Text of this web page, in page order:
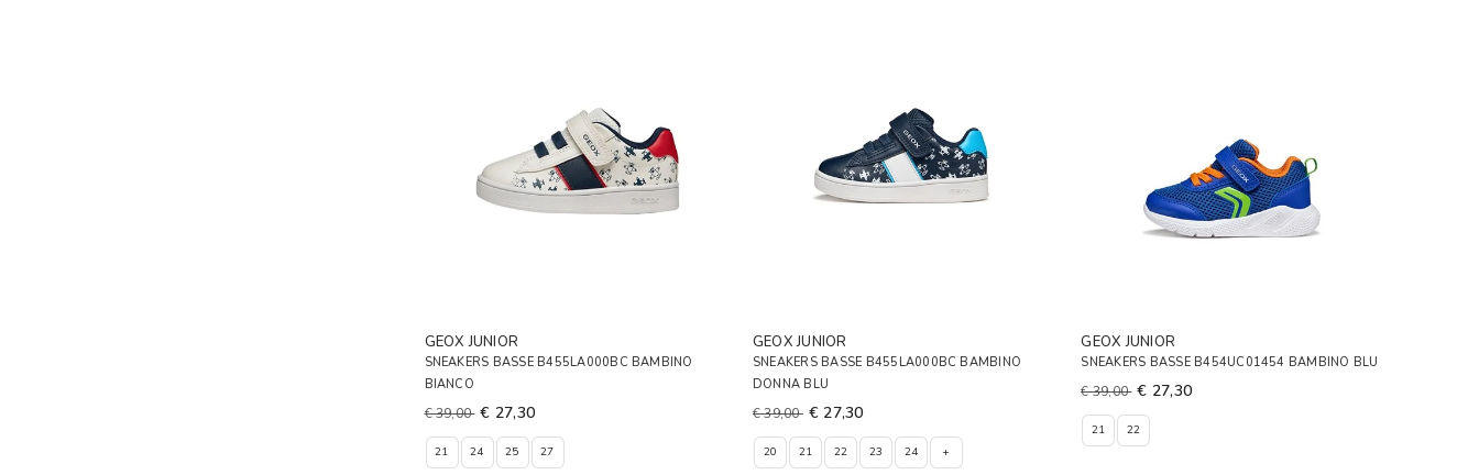
GEOX JUNIOR
SNEAKERS BASSE B455LA000BC BAMBINO
BIANCO
€ 39,00 € 27,30
21 24 25 27
GEOX JUNIOR
SNEAKERS BASSE B455LA000BC BAMBINO
DONNA BLU
€ 39,00 € 27,30
20 21 22 23 24 +
GEOX JUNIOR
SNEAKERS BASSE B454UC01454 BAMBINO BLU
€ 39,00 € 27,30
21 22